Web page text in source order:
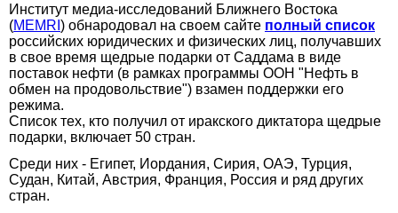
Институт медиа-исследований Ближнего Востока
(MEMRI ) обнародовал на своем сайте полный список
российских юридических и физических лиц, получавших
в свое время щедрые подарки от Саддама в виде
поставок нефти (в рамках программы ООН "Нефть в
обмен на продовольствие") взамен поддержки его
режима.
Список тех, кто получил от иракского диктатора щедрые
подарки, включает 50 стран.
Среди них - Египет, Иордания, Сирия, ОАЭ, Турция,
Судан, Китай, Австрия, Франция, Россия и ряд других
стран.